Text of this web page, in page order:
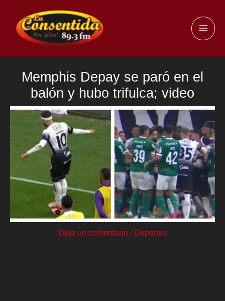
contenido
Memphis Depay se paró en el
balón y hubo trifulca; video
Deja un comentario / Deportes